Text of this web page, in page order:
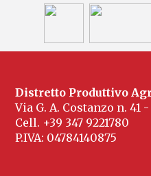
Distretto Produttivo
Via G. A. Costanzo n. 41
Cell. +39 347 9221780
P.IVA: 04784140875